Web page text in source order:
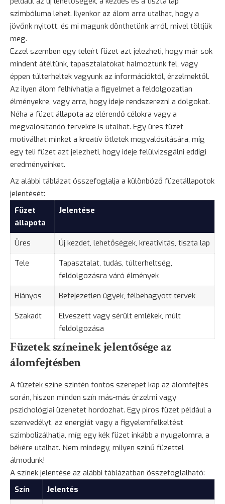
szimbóluma lehet. Ilyenkor az álom arra utalhat, hogy a
jövőnk nyitott, és mi magunk dönthetünk arról, mivel töltjük
meg.
Ezzel szemben egy teleírt füzet azt jelezheti, hogy már sok
mindent átéltünk, tapasztalatokat halmoztunk fel, vagy
éppen túlterheltek vagyunk az információktól, érzelmektől.
Az ilyen álom felhívhatja a figyelmet a feldolgozatlan
élményekre, vagy arra, hogy ideje rendszerezni a dolgokat.
Néha a füzet állapota az elérendő célokra vagy a
megvalósítandó tervekre is utalhat. Egy üres füzet
motiválhat minket a kreatív ötletek megvalósítására, míg
egy teli füzet azt jelezheti, hogy ideje felülvizsgálni eddigi
eredményeinket.
Az alábbi táblázat összefoglalja a különböző füzetállapotok
jelentését:
Füzet
állapota
Jelentése
Üres
Új kezdet, lehetőségek, kreativitás, tiszta lap
Tele
Tapasztalat, tudás, túlterheltség,
feldolgozásra váró élmények
Hiányos
Befejezetlen ügyek, félbehagyott tervek
Szakadt
Elveszett vagy sérült emlékek, múlt
feldolgozása
Füzetek színeinek jelentősége az
álomfejtésben
A füzetek színe szintén fontos szerepet kap az álomfejtés
során, hiszen minden szín más-más érzelmi vagy
pszichológiai üzenetet hordozhat. Egy piros füzet például a
szenvedélyt, az energiát vagy a figyelemfelkeltést
szimbolizálhatja, míg egy kék füzet inkább a nyugalomra, a
békére utalhat. Nem mindegy, milyen színű füzettel
álmodunk!
A színek jelentése az alábbi táblázatban összefoglalható:
Szín
Jelentés